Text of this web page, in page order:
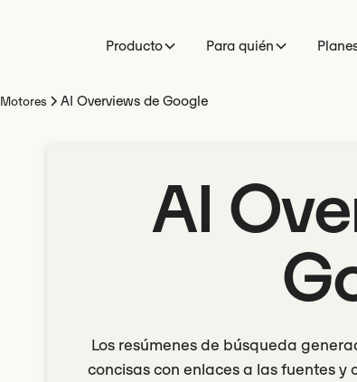
Producto Para quién
Motores AI Overviews de Google
AI
Los resúmenes de búsqueda
concisas con enlaces a las fuentes